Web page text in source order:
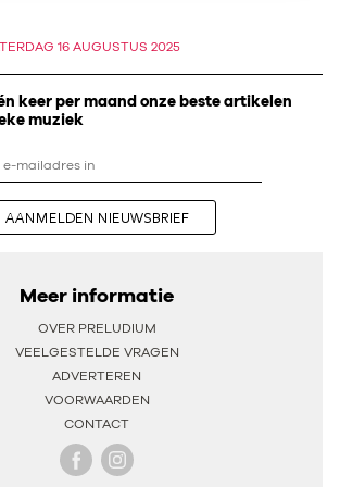
16 AUGUSTUS 2025
keer per maand onze beste artikelen
muziek
AANMELDEN NIEUWSBRIEF
Meer informatie
OVER PRELUDIUM
VEELGESTELDE VRAGEN
ADVERTEREN
VOORWAARDEN
CONTACT